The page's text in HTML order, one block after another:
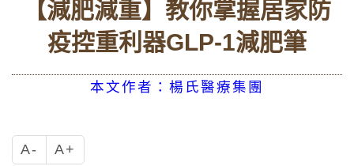
【減肥減重】教你掌握居家防
疫控重利器GLP-1減肥筆
本文作者：楊氏醫療集團
A- A+